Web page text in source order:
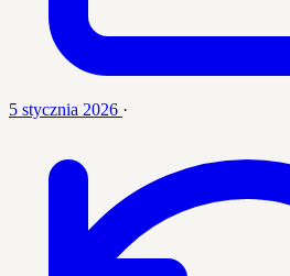
5 stycznia 2026 ·